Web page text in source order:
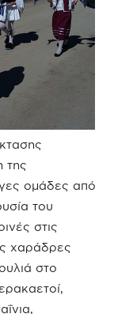
της
ομάδες από
του
στις
χαράδρες
στο